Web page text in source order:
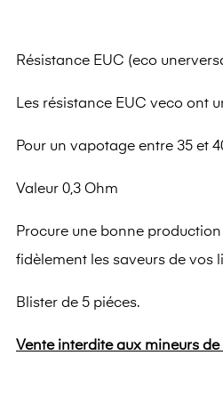
Résistance EUC (eco
Les résistance EUC veco ont
Pour un vapotage entre 35 et
Valeur 0,3 Ohm
Procure une bonne
fidèlement les saveurs de vos
Blister de 5 piéces.
Vente interdite aux mineurs